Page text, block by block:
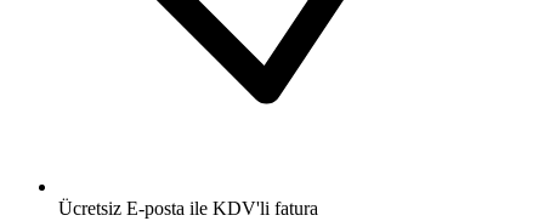
Ücretsiz E-posta ile KDV'li fatura